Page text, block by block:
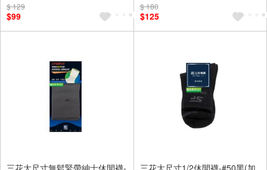
$ 129
$99
$ 180
$125
三花大尺寸無鬆緊帶紳士休閒襪-
三花大尺寸1/2休閒襪-#50黑(加